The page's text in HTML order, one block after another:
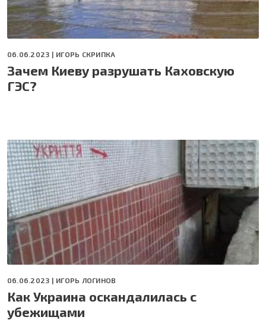
06.06.2023 | ИГОРЬ СКРИПКА
Зачем Киеву разрушать Каховскую
ГЭС?
06.06.2023 | ИГОРЬ ЛОГИНОВ
Как Украина оскандалилась с
убежищами